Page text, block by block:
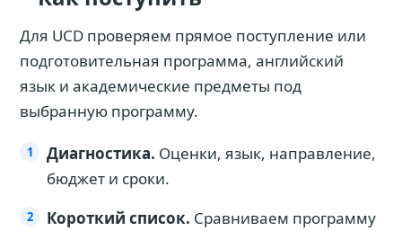
Для UCD проверяем прямое поступление или
подготовительная программа, английский
язык и академические предметы под
выбранную программу.
Диагностика. Оценки, язык, направление,
бюджет и сроки.
Короткий список. Сравниваем программу